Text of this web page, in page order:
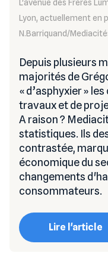
L'avenue des Frères
Lyon, actuellement en
N.Barriquand/
Depuis plusieurs
majorités de
« d’asphyxier »
travaux et de
A raison ?
statistiques. Ils
contrastée,
économique du
changements
consommateurs.
Lire l'article